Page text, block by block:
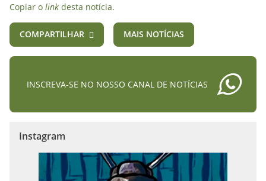
Copiar o link desta notícia.
COMPARTILHAR MAIS NOTÍCIAS
INSCREVA-SE NO NOSSO CANAL DE NOTÍCIAS
Instagram